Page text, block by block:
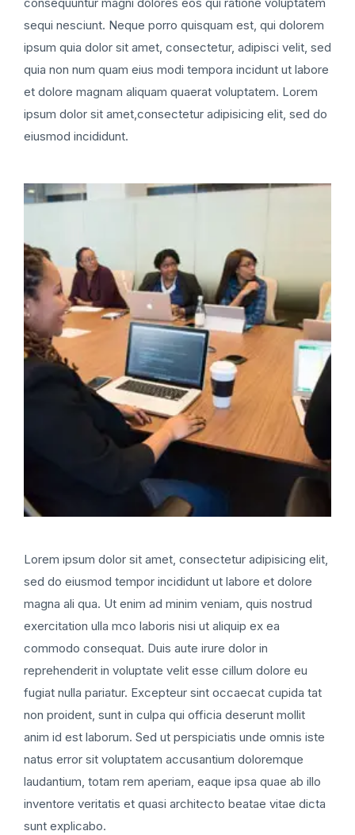
sequi nesciunt. Neque porro quisquam est, qui dolorem
ipsum quia dolor sit amet, consectetur, adipisci velit, sed
quia non num quam eius modi tempora incidunt ut labore
et dolore magnam aliquam quaerat voluptatem. Lorem
ipsum dolor sit amet,consectetur adipisicing elit, sed do
eiusmod incididunt.
Lorem ipsum dolor sit amet, consectetur adipisicing elit,
sed do eiusmod tempor incididunt ut labore et dolore
magna ali qua. Ut enim ad minim veniam, quis nostrud
exercitation ulla mco laboris nisi ut aliquip ex ea
commodo consequat. Duis aute irure dolor in
reprehenderit in voluptate velit esse cillum dolore eu
fugiat nulla pariatur. Excepteur sint occaecat cupida tat
non proident, sunt in culpa qui officia deserunt mollit
anim id est laborum. Sed ut perspiciatis unde omnis iste
natus error sit voluptatem accusantium doloremque
laudantium, totam rem aperiam, eaque ipsa quae ab illo
inventore veritatis et quasi architecto beatae vitae dicta
sunt explicabo.